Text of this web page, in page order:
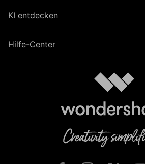
KI entdecken
Hilfe-Center